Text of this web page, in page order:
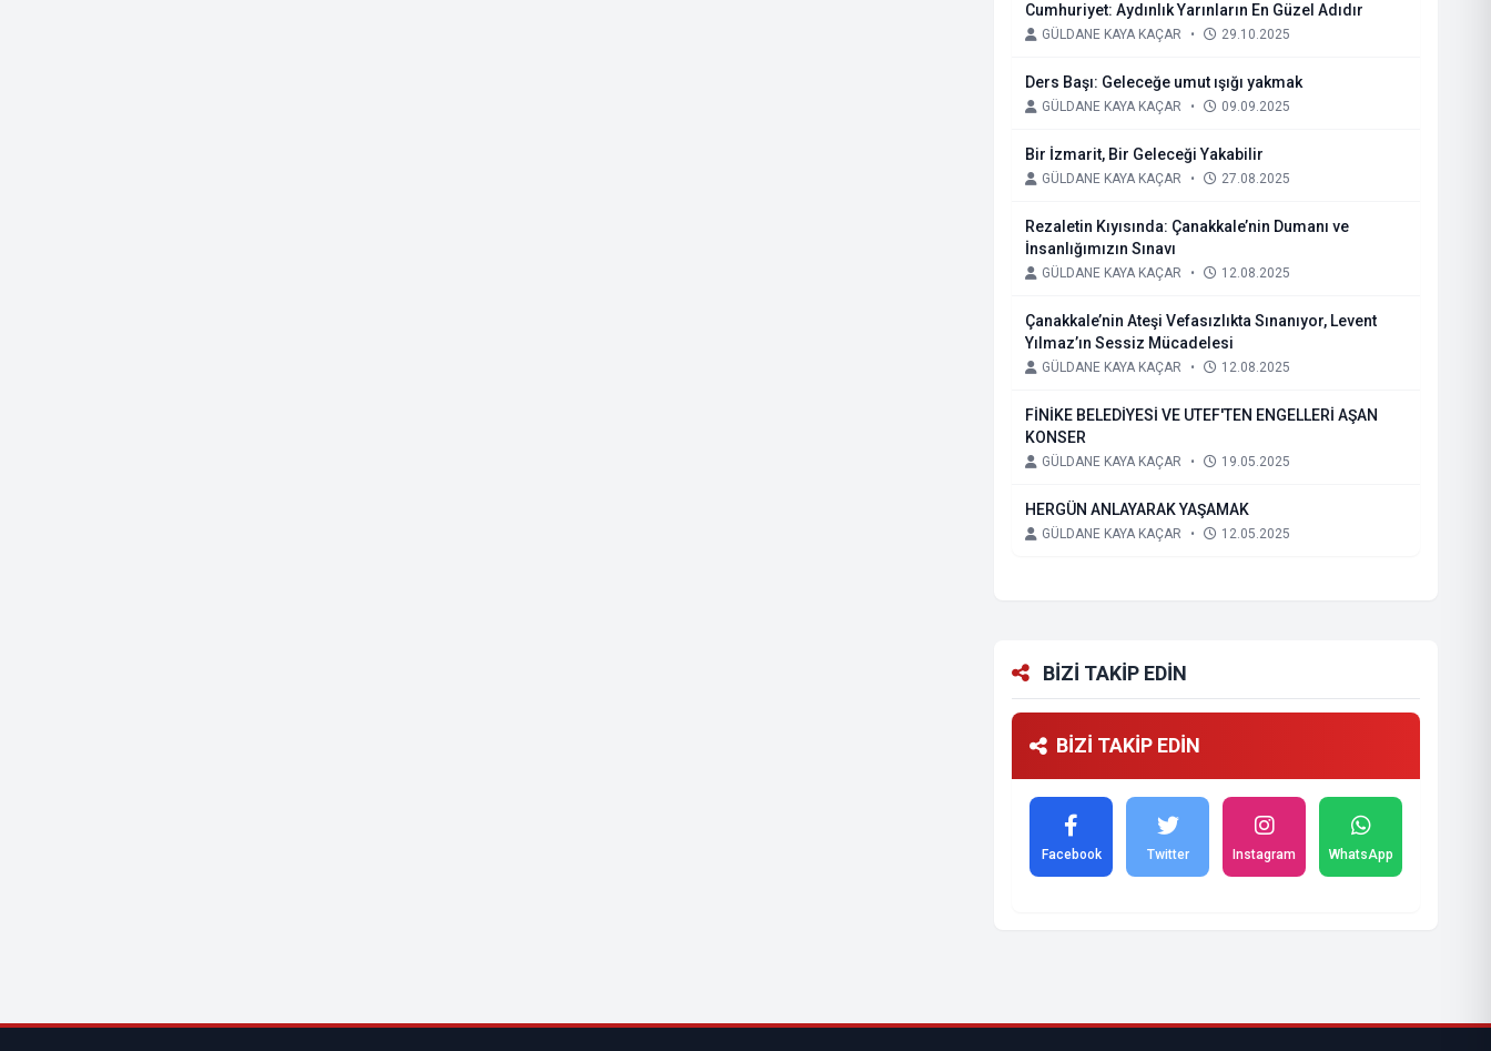
Cumhuriyet: Aydınlık Yarınların En Güzel Adıdır
GÜLDANE KAYA KAÇAR • 29.10.2025
Ders Başı: Geleceğe umut ışığı yakmak
GÜLDANE KAYA KAÇAR • 09.09.2025
Bir İzmarit, Bir Geleceği Yakabilir
GÜLDANE KAYA KAÇAR • 27.08.2025
Rezaletin Kıyısında: Çanakkale’nin Dumanı ve
İnsanlığımızın Sınavı
GÜLDANE KAYA KAÇAR • 12.08.2025
Çanakkale’nin Ateşi Vefasızlıkta Sınanıyor, Levent
Yılmaz’ın Sessiz Mücadelesi
GÜLDANE KAYA KAÇAR • 12.08.2025
FİNİKE BELEDİYESİ VE UTEF'TEN ENGELLERİ AŞAN
KONSER
GÜLDANE KAYA KAÇAR • 19.05.2025
HERGÜN ANLAYARAK YAŞAMAK
GÜLDANE KAYA KAÇAR • 12.05.2025
BİZİ TAKİP EDİN
BİZİ TAKİP EDİN
Facebook Twitter Instagram WhatsApp